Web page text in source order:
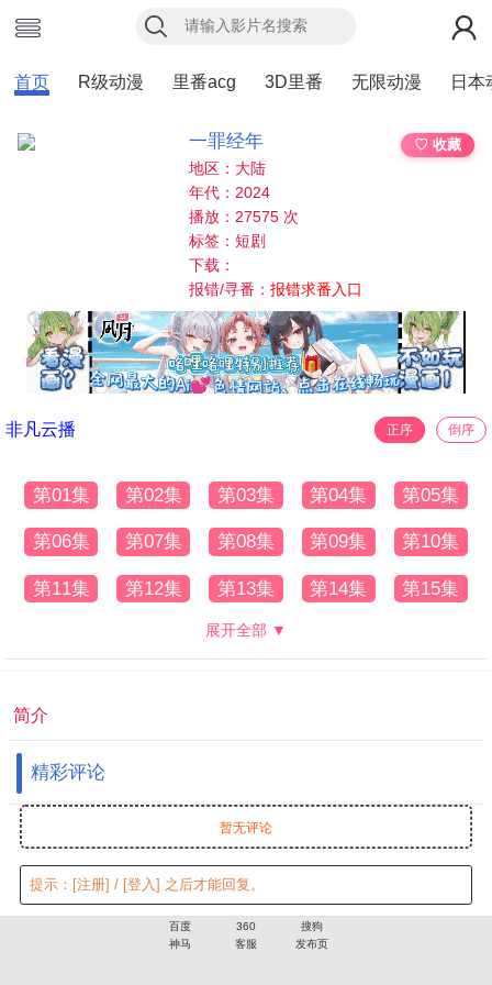
首页 R级动漫 里番acg 3D里番 无限动漫 日本
一罪经年
♡ 收藏
地区：大陆
年代：2024
播放：27575 次
标签：短剧
下载：
报错/寻番：报错求番入口
非凡云播 正序 倒序
第01集 第02集 第03集 第04集 第05集
第06集 第07集 第08集 第09集 第10集
第11集 第12集 第13集 第14集 第15集
展开全部 ▼
简介
精彩评论
暂无评论
提示： [注册] / [登入] 之后才能回复。
百度 360
搜狗
神马
客服 发布页